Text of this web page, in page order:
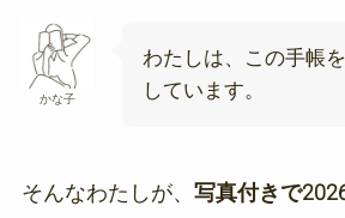
かな子
わたしは、この手帳
しています。
そんなわたしが、 写真付きで